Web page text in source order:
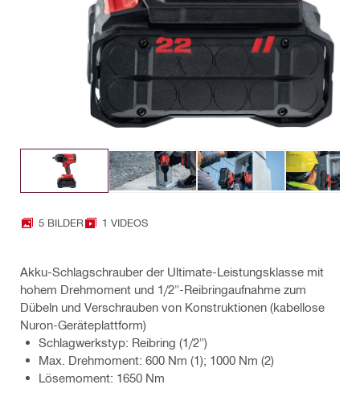
5 BILDER 1 VIDEOS
Akku-Schlagschrauber der Ultimate-Leistungsklasse mit
hohem Drehmoment und 1/2"-Reibringaufnahme zum
Dübeln und Verschrauben von Konstruktionen (kabellose
Nuron-Geräteplattform)
Schlagwerkstyp: Reibring (1/2")
Max. Drehmoment: 600 Nm (1); 1000 Nm (2)
Lösemoment: 1650 Nm